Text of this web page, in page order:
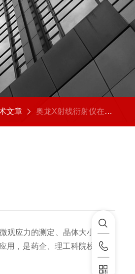
文章 奥龙X射线衍射仪在药物分析中的应用
观应力的测定、晶体大小测定、
用 ，是药企、理工科院校和材料